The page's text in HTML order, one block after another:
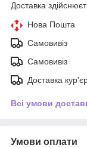
Доставка
Нова Пошта
Самовивіз
Самовивіз
Доставка
Всі умови
Умови оплати